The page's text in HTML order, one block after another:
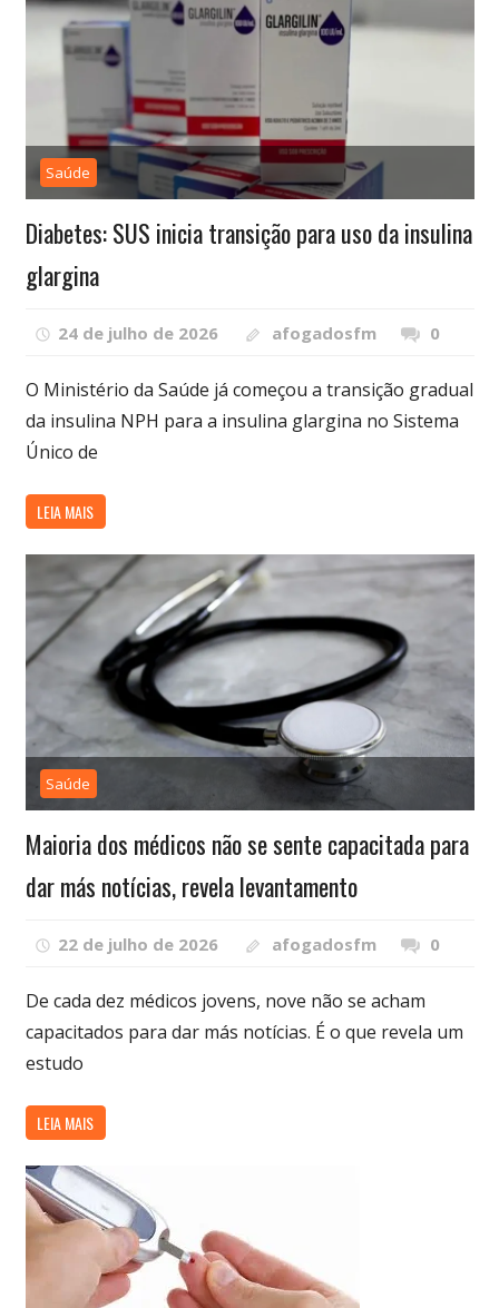
Saúde
Diabetes: SUS inicia transição para uso da insulina
glargina
24 de julho de 2026 afogadosfm 0
O Ministério da Saúde já começou a transição gradual
da insulina NPH para a insulina glargina no Sistema
Único de
LEIA MAIS
Saúde
Maioria dos médicos não se sente capacitada para
dar más notícias, revela levantamento
22 de julho de 2026 afogadosfm 0
De cada dez médicos jovens, nove não se acham
capacitados para dar más notícias. É o que revela um
estudo
LEIA MAIS